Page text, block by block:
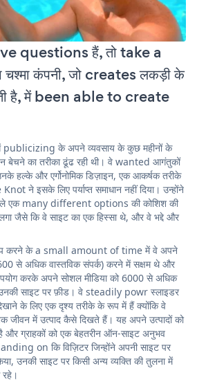
questions हैं, तो take a
कंपनी, जो creates लकड़ी के
है, में been able to create
publicizing के अपने व्यवसाय के कुछ महीनों के
का तरीका ढूंढ रही थी। वे wanted आगंतुकों
हल्के और एर्गोनोमिक डिज़ाइन, एक आकर्षक तरीके
ने इसके लिए पर्याप्त समाधान नहीं दिया। उन्होंने
एक many different options की कोशिश की
जैसे कि वे साइट का एक हिस्सा थे, और वे भद्दे और
करने के a small amount of time में वे अपने
से अधिक वास्तविक संपर्क) करने में सक्षम थे और
करके अपने सोशल मीडिया को 6000 से अधिक
उनकी साइट पर फ़ीड। वे steadily powr स्लाइडर
के लिए एक दृश्य तरीके के रूप में हैं क्योंकि वे
जीवन में उत्पाद कैसे दिखते हैं। यह अपने उत्पादों को
और ग्राहकों को एक बेहतरीन ऑन-साइट अनुभव
on कि विज़िटर जिन्होंने अपनी साइट पर
उनकी साइट पर किसी अन्य व्यक्ति की तुलना में